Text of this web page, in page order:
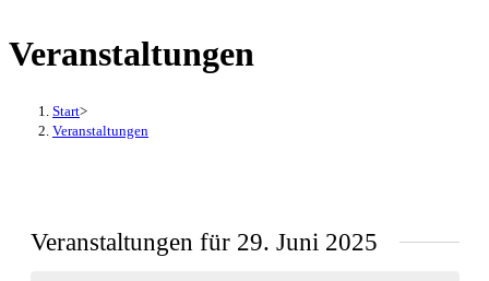
Veranstaltungen
Start>
Veranstaltungen
Veranstaltungen für 29. Juni 2025